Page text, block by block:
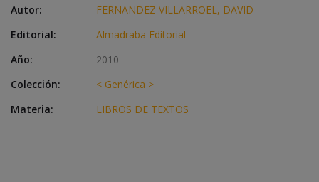
Autor:
FERNANDEZ VILLARROEL, DAVID
Editorial:
Almadraba Editorial
Año:
2010
Colección:
< Genérica >
Materia:
LIBROS DE TEXTOS